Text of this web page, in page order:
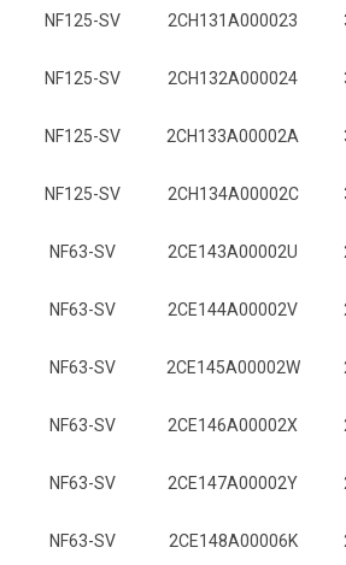
NF125-SV 2CH131A000023
NF125-SV 2CH132A000024
NF125-SV 2CH133A00002A
NF125-SV 2CH134A00002C
NF63-SV 2CE143A00002U
NF63-SV 2CE144A00002V
NF63-SV 2CE145A00002W
NF63-SV 2CE146A00002X
NF63-SV 2CE147A00002Y
NF63-SV 2CE148A00006K